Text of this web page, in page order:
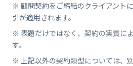
※ 顧問契約をご締結のクライアント
引が適用されます。
※ 表題だけではなく、契約の実質に
す。
※ 上記以外の契約類型については、